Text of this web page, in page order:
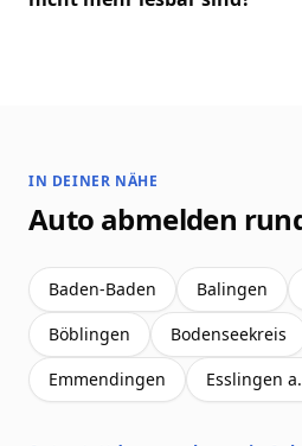
IN DEINER NÄHE
Auto abmelden
Baden-Baden Balingen
Böblingen
Bodenseekreis
Emmendingen
Esslingen